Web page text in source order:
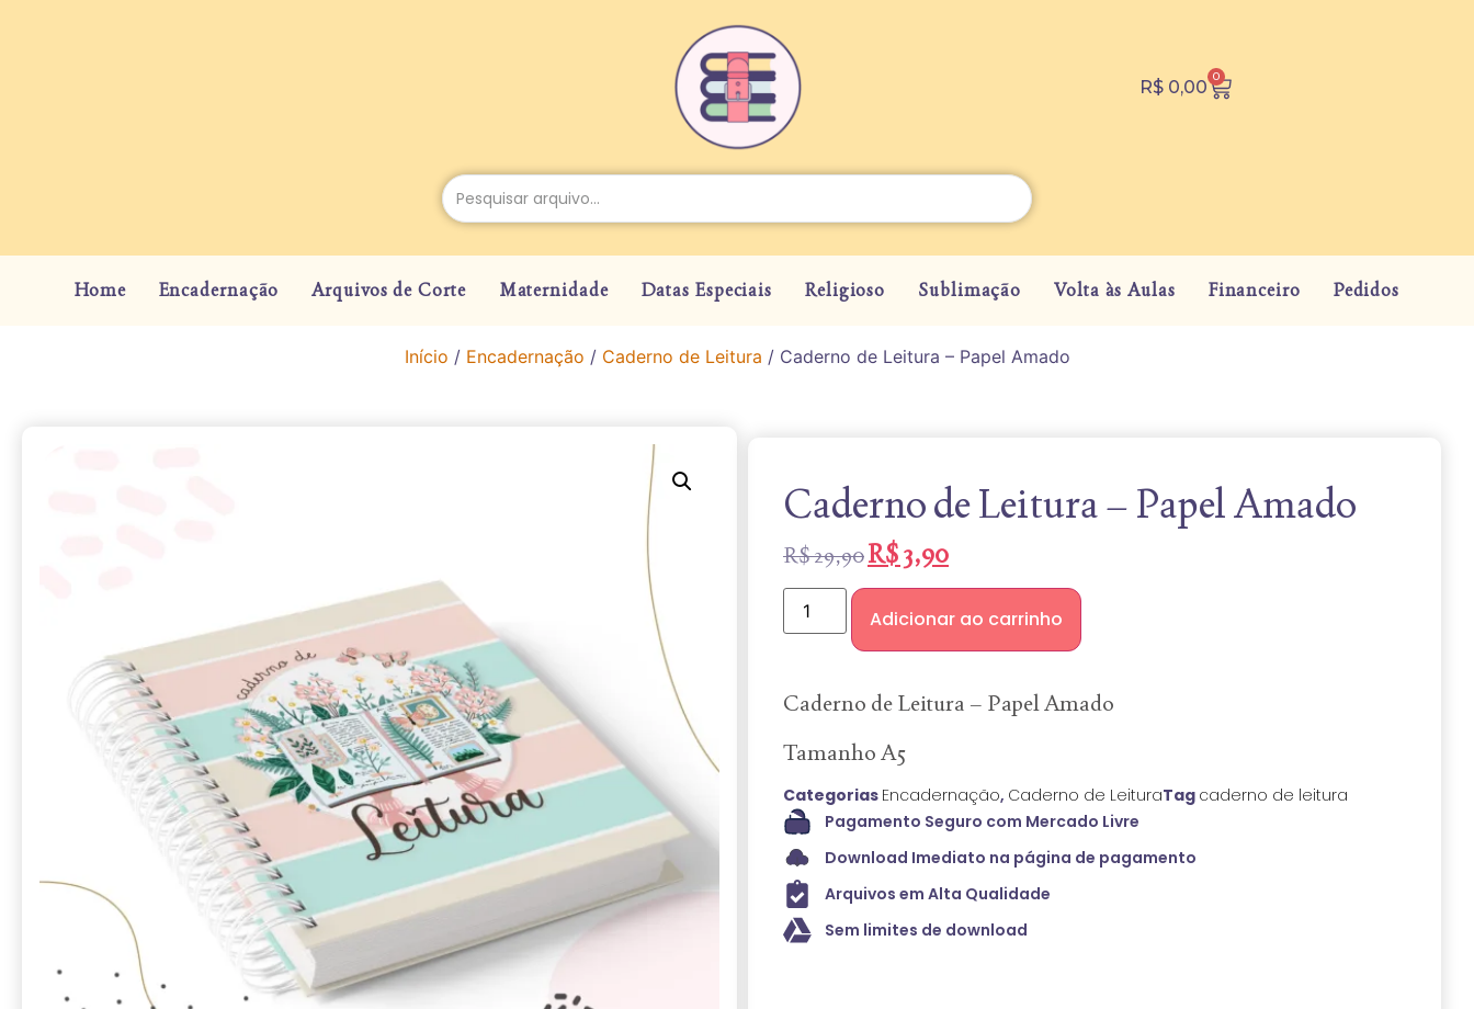
R$ 0,00
0
Home Encadernação Arquivos de Corte Maternidade Datas Especiais Religioso Sublimação Volta às Aulas Financeiro Pedidos
Início / Encadernação / Caderno de Leitura / Caderno de Leitura – Papel Amado
Caderno de Leitura – Papel Amado
R$29,90R$3,90
Adicionar ao carrinho
Caderno de Leitura – Papel Amado
Tamanho A5
Categorias Encadernação, Caderno de LeituraTag caderno de leitura
Pagamento Seguro com Mercado Livre
Download Imediato na página de pagamento
Arquivos em Alta Qualidade
Sem limites de download